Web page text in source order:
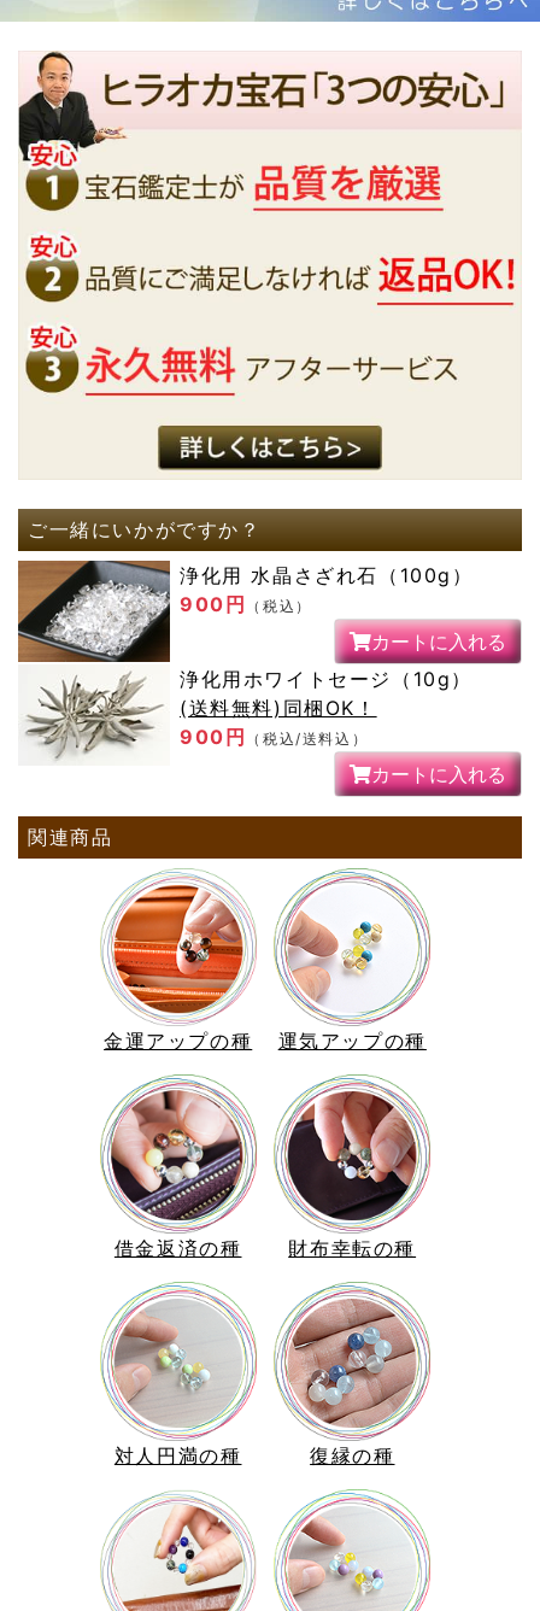
ご一緒にいかがですか？
浄化用 水晶さざれ石（100g）
900円 （税込）
カートに入れる
浄化用ホワイトセージ（10g）
(送料無料)同梱OK！
900円 （税込/送料込）
カートに入れる
関連商品
金運アップの種 運気アップの種
借金返済の種 財布幸転の種
対人円満の種 復縁の種